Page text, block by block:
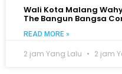
Wali Kota Malang
The Bangun Bangsa
READ MORE »
2 jam Yang Lalu 2 jam